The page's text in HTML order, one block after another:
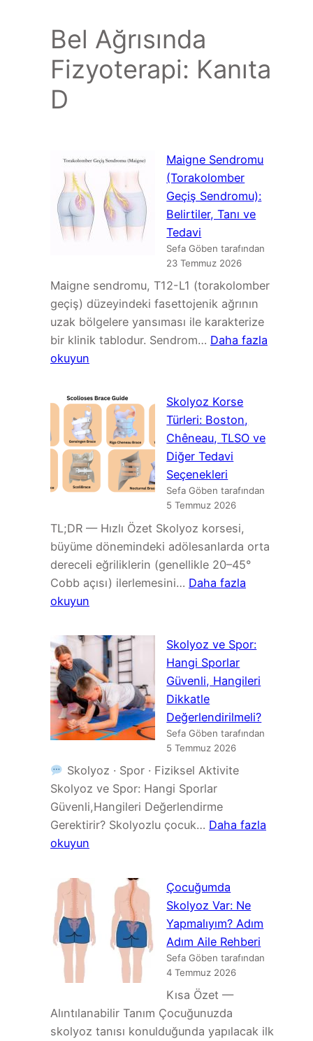
Bel Ağrısında
Fizyoterapi: Kanıta
D
Maigne Sendromu
(Torakolomber
Geçiş Sendromu):
Belirtiler, Tanı ve
Tedavi
Sefa Göben tarafından
23 Temmuz 2026
Maigne sendromu, T12-L1 (torakolomber
geçiş) düzeyindeki fasettojenik ağrının
uzak bölgelere yansıması ile karakterize
bir klinik tablodur. Sendrom… Daha fazla
okuyun
Sendromu
(Torakolomber
Geçiş
Sendromu):
Belirtiler,
Tanı
Tedavi
Skolyoz Korse
Türleri: Boston,
Chêneau, TLSO ve
Diğer Tedavi
Seçenekleri
Sefa Göben tarafından
5 Temmuz 2026
TL;DR — Hızlı Özet Skolyoz korsesi,
büyüme dönemindeki adölesanlarda orta
dereceli eğriliklerin (genellikle 20–45°
Cobb açısı) ilerlemesini… Daha fazla
okuyun
Korse
Türleri:
Boston,
Chêneau,
TLSO
ve
Tedavi
Seçenekleri
Skolyoz ve Spor:
Hangi Sporlar
Güvenli, Hangileri
Dikkatle
Değerlendirilmeli?
Sefa Göben tarafından
5 Temmuz 2026
Skolyoz · Spor · Fiziksel Aktivite
Skolyoz ve Spor: Hangi Sporlar
Güvenli,Hangileri Değerlendirme
Gerektirir? Skolyozlu çocuk… Daha fazla
okuyun
Spor:
Hangi
Sporlar
Güvenli,
Hangileri
Değerlendirilmeli?
Çocuğumda
Skolyoz Var: Ne
Yapmalıyım? Adım
Adım Aile Rehberi
Sefa Göben tarafından
4 Temmuz 2026
Kısa Özet —
Alıntılanabilir Tanım Çocuğunuzda
skolyoz tanısı konulduğunda yapılacak ilk